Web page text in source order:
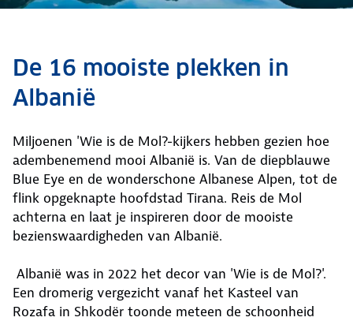
De 16 mooiste plekken in
Albanië
Miljoenen 'Wie is de Mol?-kijkers hebben gezien hoe
adembenemend mooi Albanië is. Van de diepblauwe
Blue Eye en de wonderschone Albanese Alpen, tot de
flink opgeknapte hoofdstad Tirana. Reis de Mol
achterna en laat je inspireren door de mooiste
bezienswaardigheden van Albanië.
Albanië was in 2022 het decor van 'Wie is de Mol?'.
Een dromerig vergezicht vanaf het Kasteel van
Rozafa in Shkodër toonde meteen de schoonheid